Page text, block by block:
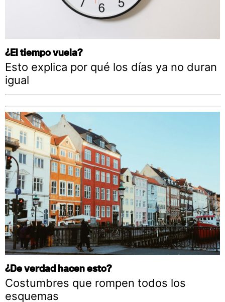
¿El tiempo vuela?
Esto explica por qué los días ya no duran
igual
¿De verdad hacen esto?
Costumbres que rompen todos los
esquemas